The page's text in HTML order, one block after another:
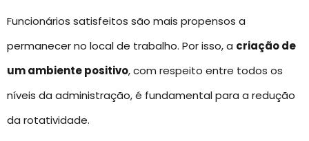
Funcionários satisfeitos são mais propensos a
permanecer no local de trabalho. Por isso, a criação de
um ambiente positivo, com respeito entre todos os
níveis da administração, é fundamental para a redução
da rotatividade.